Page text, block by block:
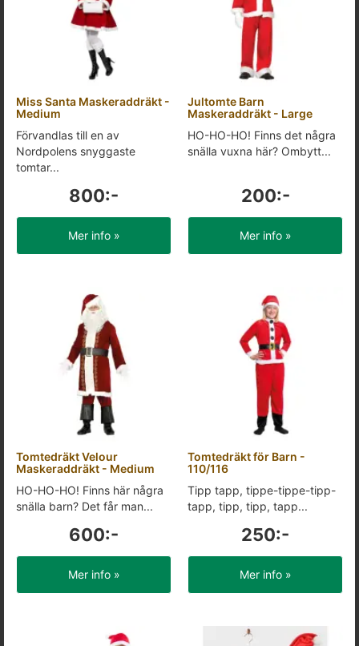
Miss Santa Maskeraddräkt -
Medium
Förvandlas till en av
Nordpolens snyggaste
tomtar...
800:-
Mer info »
Jultomte Barn
Maskeraddräkt - Large
HO-HO-HO! Finns det några
snälla vuxna här? Ombytt...
200:-
Mer info »
Tomtedräkt Velour
Maskeraddräkt - Medium
HO-HO-HO! Finns här några
snälla barn? Det får man...
600:-
Mer info »
Tomtedräkt för Barn -
110/116
Tipp tapp, tippe-tippe-tipp-
tapp, tipp, tipp, tapp...
250:-
Mer info »